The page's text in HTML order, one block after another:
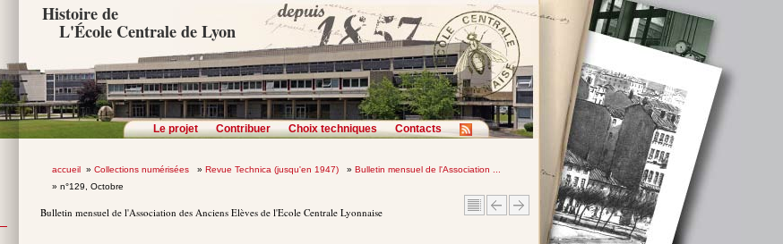
Histoire de
L'École Centrale de Lyon
Le projet Contribuer Choix techniques Contacts
accueil» Collections numérisées » Revue Technica (jusqu'en 1947) » Bulletin mensuel de l'Association ...
» n°129, Octobre
Bulletin mensuel de l'Association des Anciens Elèves de l'Ecole Centrale Lyonnaise